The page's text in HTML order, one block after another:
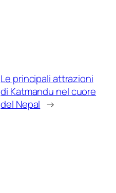
Le principali attrazioni
di Katmandu nel cuore
del Nepal →